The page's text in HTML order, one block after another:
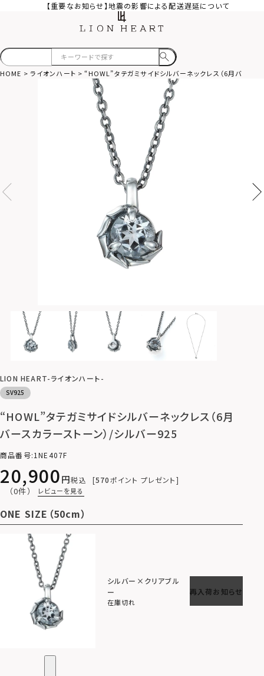
【重要なお知らせ】地震の影響による配送遅延について
HOME ライオンハート “HOWL”タテガミサイドシルバーネックレス（6月バース
LION HEART-ライオンハート-
SV925
“HOWL”タテガミサイドシルバーネックレス（6月
バースカラーストーン）/シルバー925
商品番号 1NE407F
20,900 税込 570ポイント プレゼント
（0件） レビューを見る
ONE SIZE（50cm）
シルバー×クリアブル
ー
在庫切れ
再入荷お知らせ